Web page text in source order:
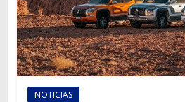
transporte
NOTICIAS